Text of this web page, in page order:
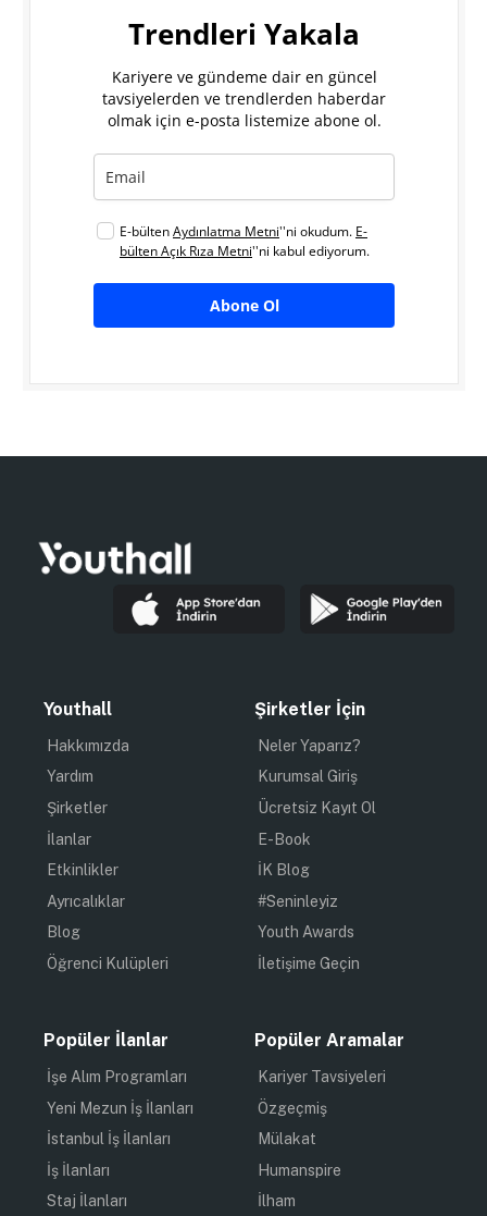
Trendleri Yakala
Kariyere ve gündeme dair en güncel
tavsiyelerden ve trendlerden haberdar
olmak için e-posta listemize abone ol.
E-bültenAydınlatma Metni''ni okudum. E-
bülten Açık Rıza Metni''ni kabul ediyorum.
Abone Ol
Youthall
Hakkımızda
Yardım
Şirketler
İlanlar
Etkinlikler
Ayrıcalıklar
Blog
Öğrenci Kulüpleri
Şirketler İçin
Neler Yaparız?
Kurumsal Giriş
Ücretsiz Kayıt Ol
E-Book
İK Blog
#Seninleyiz
Youth Awards
İletişime Geçin
Popüler İlanlar
İşe Alım Programları
Yeni Mezun İş İlanları
İstanbul İş İlanları
İş İlanları
Staj İlanları
Popüler Aramalar
Kariyer Tavsiyeleri
Özgeçmiş
Mülakat
Humanspire
İlham